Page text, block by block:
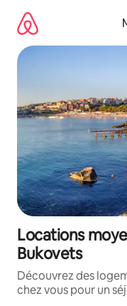
directement
contenu
Locations
Bukovets
Découvrez des
chez vous pour un